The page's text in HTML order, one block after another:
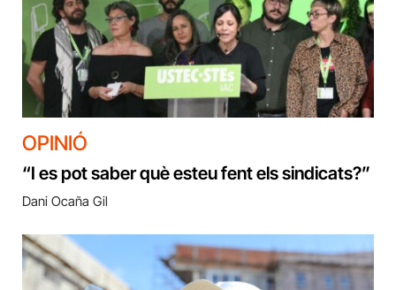
OPINIÓ
“I es pot saber què esteu fent els sindicats?”
Dani Ocaña Gil